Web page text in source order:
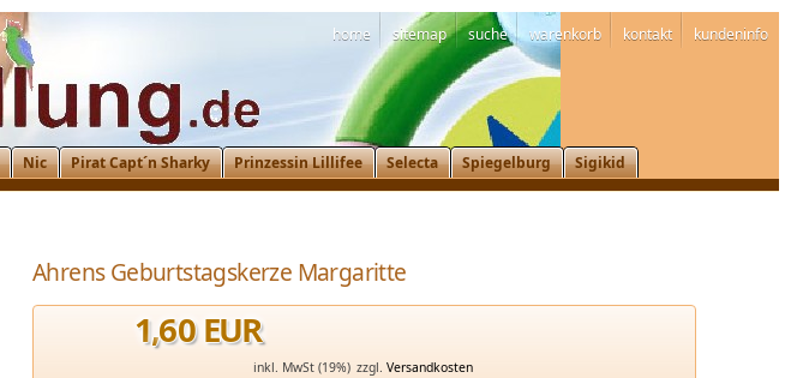
home sitemap suche warenkorb kontakt kundeninfo
Nic Pirat Capt´n Sharky Prinzessin Lillifee Selecta Spiegelburg Sigikid
Ahrens Geburtstagskerze Margaritte
1,60EUR
inkl. MwSt (19%) zzgl. Versandkosten